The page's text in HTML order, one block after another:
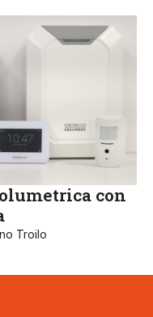
con
Troilo